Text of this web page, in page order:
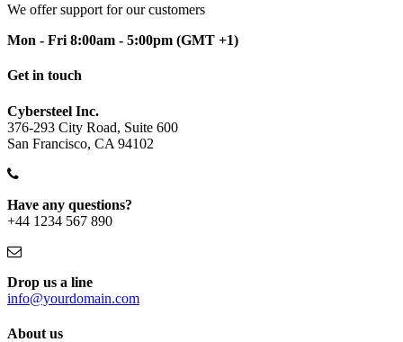
We offer support for our customers
Mon - Fri 8:00am - 5:00pm (GMT +1)
Get in touch
Cybersteel Inc.
376-293 City Road, Suite 600
San Francisco, CA 94102
Have any questions?
+44 1234 567 890
Drop us a line
info@yourdomain.com
About us